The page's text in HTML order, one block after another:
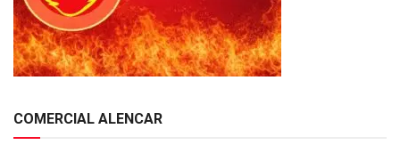
COMERCIAL ALENCAR